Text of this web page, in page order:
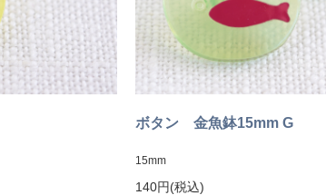
ボタン 金魚鉢15mm G
15mm
140円(税込)